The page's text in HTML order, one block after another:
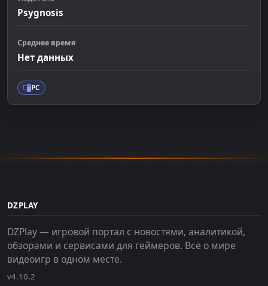
Psygnosis
Среднее время
Нет данных
PC
DZPLAY
DZPlay — игровой портал с новостями, аналитикой,
обзорами и сервисами для геймеров. Всё о мире
видеоигр в одном месте.
v4.10.2